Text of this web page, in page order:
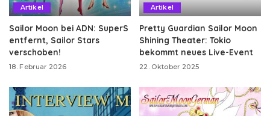
Artikel
Sailor Moon bei ADN: SuperS
entfernt, Sailor Stars
verschoben!
18. Februar 2026
Artikel
Pretty Guardian Sailor Moon
Shining Theater: Tokio
bekommt neues Live-Event
22. Oktober 2025